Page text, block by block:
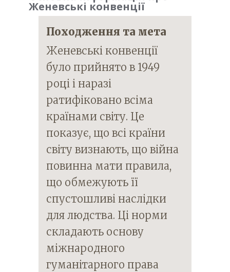
Женевські конвенції
Походження та мета
Женевські конвенції
було прийнято в 1949
році і наразі
ратифіковано всіма
країнами світу. Це
показує, що всі країни
світу визнають, що війна
повинна мати правила,
що обмежують її
спустошливі наслідки
для людства. Ці норми
складають основу
міжнародного
гуманітарного права